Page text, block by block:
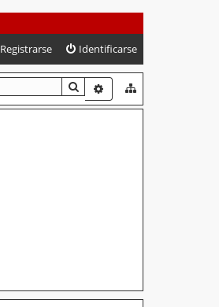
Identificarse
Registrarse
BUSCARBÚSQUEDA